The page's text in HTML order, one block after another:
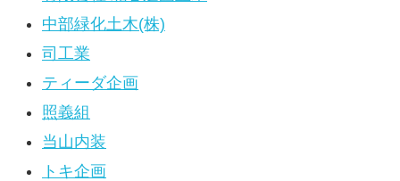
中部緑化土木(株)
司工業
ティーダ企画
照義組
当山内装
トキ企画